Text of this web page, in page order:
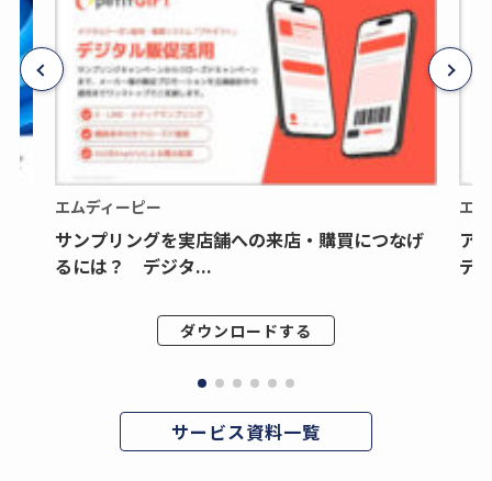
エムディーピー
サンプリングを実店舗への来店・購買につなげ
るには？ デジタ...
ダウンロードする
エ
ア
デ
サービス資料一覧